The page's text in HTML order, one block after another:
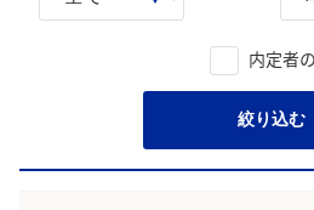
内定者
絞り込む